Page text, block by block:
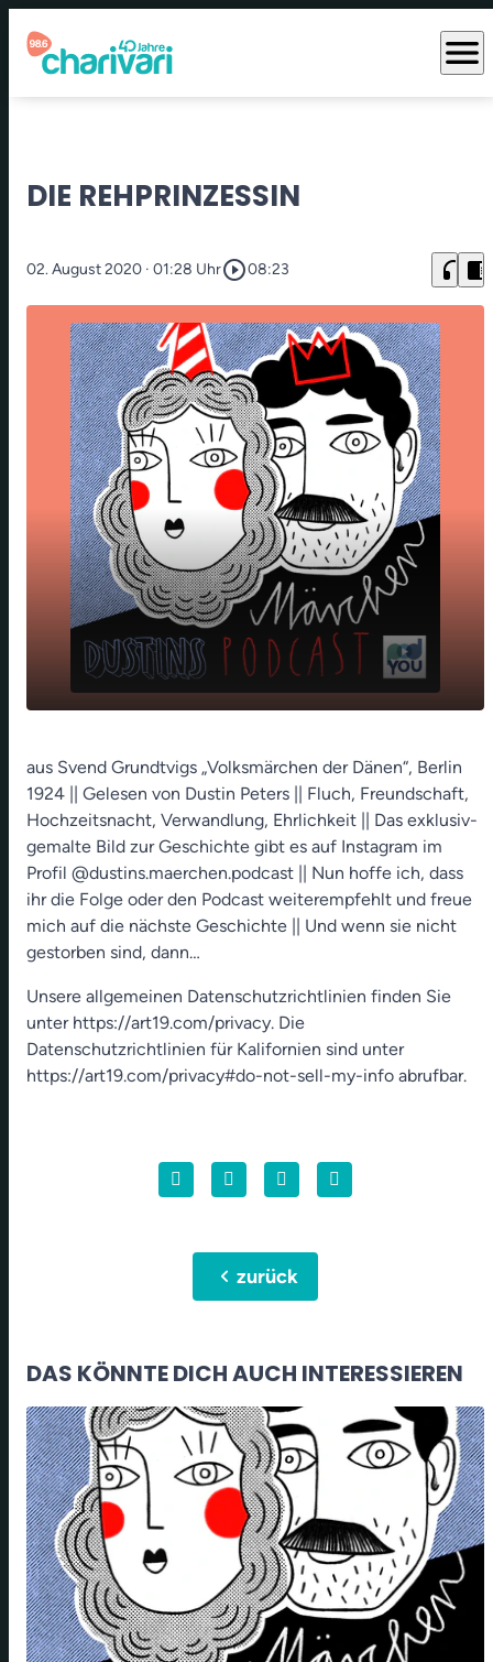
menu
DIE REHPRINZESSIN
02. August 2020 · 01:28 Uhrplay_circle_outline08:23 headphones chrome_reader_mode
play_arrow
00:00 08:23
aus Svend Grundtvigs „Volksmärchen der Dänen“, Berlin
1924 || Gelesen von Dustin Peters || Fluch, Freundschaft,
Hochzeitsnacht, Verwandlung, Ehrlichkeit || Das exklusiv-
gemalte Bild zur Geschichte gibt es auf Instagram im
Profil @dustins.maerchen.podcast || Nun hoffe ich, dass
ihr die Folge oder den Podcast weiterempfehlt und freue
mich auf die nächste Geschichte || Und wenn sie nicht
gestorben sind, dann…
Unsere allgemeinen Datenschutzrichtlinien finden Sie
unter https://art19.com/privacy. Die
Datenschutzrichtlinien für Kalifornien sind unter
https://art19.com/privacy#do-not-sell-my-info abrufbar.
chevron_leftzurück
DAS KÖNNTE DICH AUCH INTERESSIEREN